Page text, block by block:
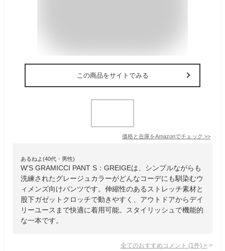
この商品をサイトでみる
価格と在庫をAmazonでチェック >>
あるねよ(40代・男性)
W'S GRAMICCI PANT S：GREIGEは、シンプルながらも
洗練されたグレージュカラーがどんなコーデにも馴染むウ
ィメンズ向けパンツです。伸縮性のあるストレッチ素材と
股下ガゼットクロッチで動きやすく、アウトドアからデイ
リーユースまで快適に着用可能。スタイリッシュで機能的
な一本です。
全てのおすすめコメント (1 件) >